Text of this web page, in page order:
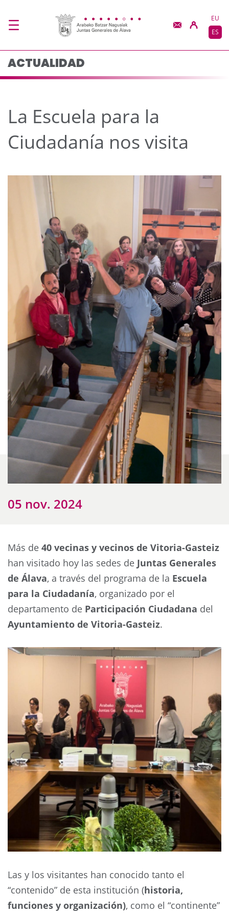
La Escuela para la
EU
ES
ACTUALIDAD
La Escuela para la
Ciudadanía nos visita
05 nov. 2024
Más de 40 vecinas y vecinos de Vitoria-Gasteiz
han visitado hoy las sedes de Juntas Generales
de Álava, a través del programa de la Escuela
para la Ciudadanía, organizado por el
departamento de Participación Ciudadana del
Ayuntamiento de Vitoria-Gasteiz.
Las y los visitantes han conocido tanto el
“contenido” de esta institución (historia,
funciones y organización), como el “continente”